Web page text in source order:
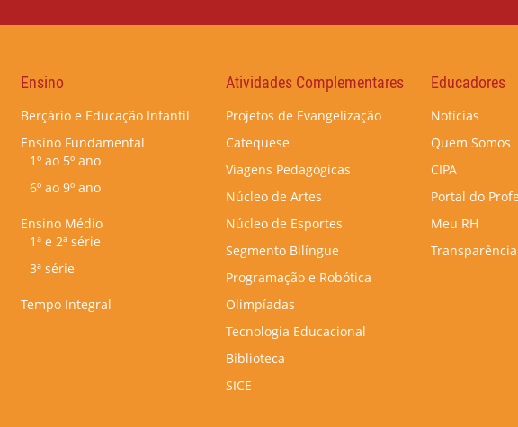
Ensino
Berçário e Educação Infantil
Ensino Fundamental
1º ao 5º ano
6º ao 9º ano
Ensino Médio
1ª e 2ª série
3ª série
Tempo Integral
Atividades Complementares
Projetos de Evangelização
Catequese
Viagens Pedagógicas
Núcleo de Artes
Núcleo de Esportes
Segmento Bilíngue
Programação e Robótica
Olimpíadas
Tecnologia Educacional
Biblioteca
SICE
Educadores
Notícias
Quem Somos
CIPA
Portal do
Meu RH
Transparência